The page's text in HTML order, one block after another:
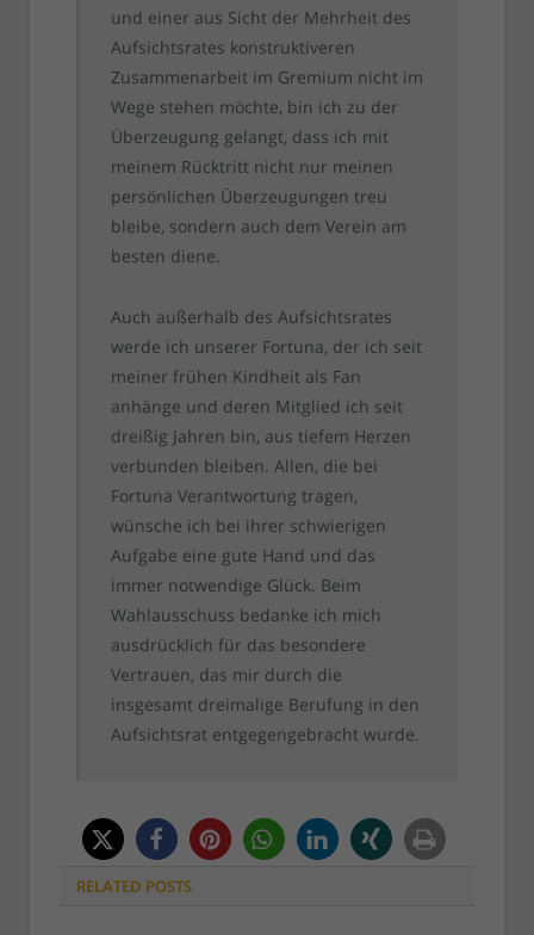
und einer aus Sicht der Mehrheit des
Aufsichtsrates konstruktiveren
Zusammenarbeit im Gremium nicht im
Wege stehen möchte, bin ich zu der
Überzeugung gelangt, dass ich mit
meinem Rücktritt nicht nur meinen
persönlichen Überzeugungen treu
bleibe, sondern auch dem Verein am
besten diene.
Auch außerhalb des Aufsichtsrates
werde ich unserer Fortuna, der ich seit
meiner frühen Kindheit als Fan
anhänge und deren Mitglied ich seit
dreißig Jahren bin, aus tiefem Herzen
verbunden bleiben. Allen, die bei
Fortuna Verantwortung tragen,
wünsche ich bei ihrer schwierigen
Aufgabe eine gute Hand und das
immer notwendige Glück. Beim
Wahlausschuss bedanke ich mich
ausdrücklich für das besondere
Vertrauen, das mir durch die
insgesamt dreimalige Berufung in den
Aufsichtsrat entgegengebracht wurde.
RELATED POSTS